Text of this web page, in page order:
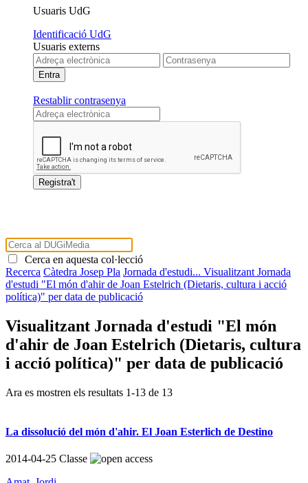
Usuaris UdG
Identificació UdG
Usuaris externs
Restablir contrasenya
Cerca en aquesta col·lecció
Recerca Càtedra Josep Pla Jornada d'estudi... Visualitzant Jornada
d'estudi "El món d'ahir de Joan Estelrich (Dietaris, cultura i acció
política)" per data de publicació
Visualitzant Jornada d'estudi "El món
d'ahir de Joan Estelrich (Dietaris, cultura
i acció política)" per data de publicació
Ara es mostren els resultats 1-13 de 13
La dissolució del món d'ahir. El Joan Esterlich de Destino
2014-04-25 Classe